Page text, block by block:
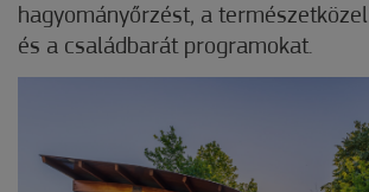
hagyományőrzést, a
és a családbarát programokat.